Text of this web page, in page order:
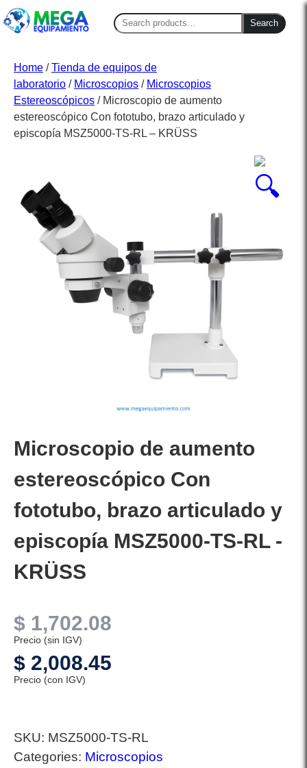
Search
for:
Search
Home /Tienda de equipos de
laboratorio / Microscopios / Microscopios
Estereoscópicos / Microscopio de aumento
estereoscópico Con fototubo, brazo articulado y
episcopía MSZ5000-TS-RL – KRÜSS
Microscopio de aumento
estereoscópico Con
fototubo, brazo articulado y
episcopía MSZ5000-TS-RL -
KRÜSS
$ 1,702.08
Precio (sin IGV)
$ 2,008.45
Precio (con IGV)
SKU: MSZ5000-TS-RL
Categories: Microscopios